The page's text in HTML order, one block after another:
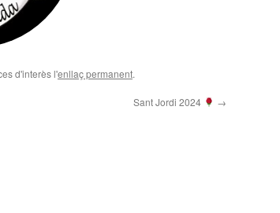
d'interès l'enllaç permanent.
Sant Jordi 2024 →